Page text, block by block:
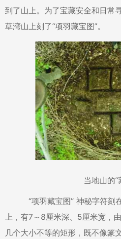
到了山上。为了宝藏安全和日常
草湾山上刻了“项羽藏宝图”。
当地山的“
“项羽藏宝图” 神秘字符刻
上，有7～8厘米深、5厘米宽，
几个大小不等的矩形，既不像篆